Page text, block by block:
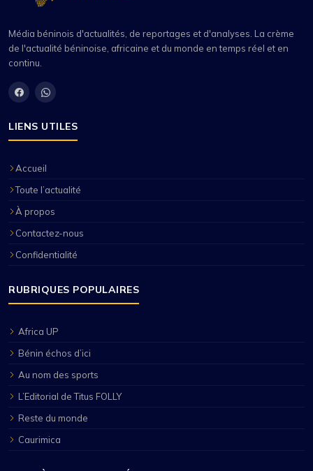
Média béninois d'actualités, de reportages et d'analyses. La crème
de l'actualité béninoise, africaine et du monde en temps réel et en
continu.
LIENS UTILES
Accueil
Toute l’actualité
À propos
Contactez-nous
Confidentialité
RUBRIQUES POPULAIRES
Africa UP
Bénin échos d’ici
Au nom des sports
L’Editorial de Titus FOLLY
Reste du monde
Caurimica